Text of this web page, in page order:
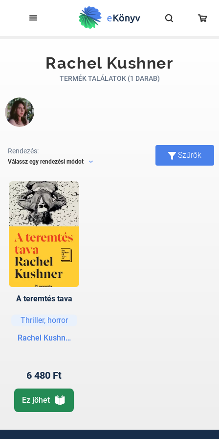
Rachel Kushner
TERMÉK TALÁLATOK (1 DARAB)
Rendezés:
Válassz egy rendezési módot
Szűrők
A teremtés tava
Thriller, horror
Rachel Kushner
6 480 Ft
Ez jöhet